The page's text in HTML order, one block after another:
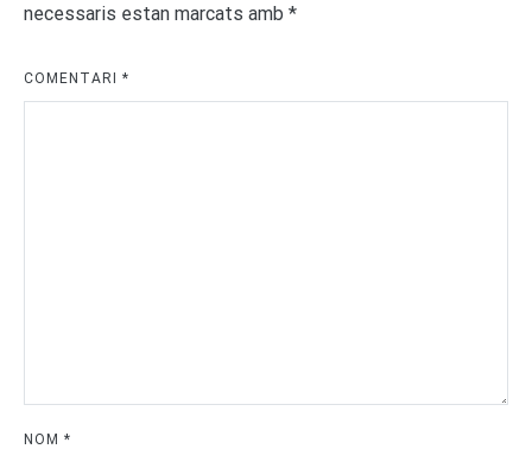
necessaris estan marcats amb *
COMENTARI *
NOM *